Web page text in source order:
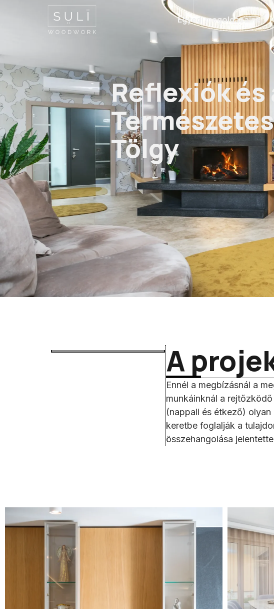
Egyedi megoldásaink
Reflexiók és a
Reflexiók és
Természetes
Tölgy
A
Ennél a megbízásnál a
munkáinknál a
(nappali és étkező)
keretbe foglalják a
összehangolása